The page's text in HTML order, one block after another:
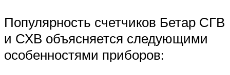
Популярность счетчиков Бетар СГВ
и СХВ объясняется следующими
особенностями приборов: